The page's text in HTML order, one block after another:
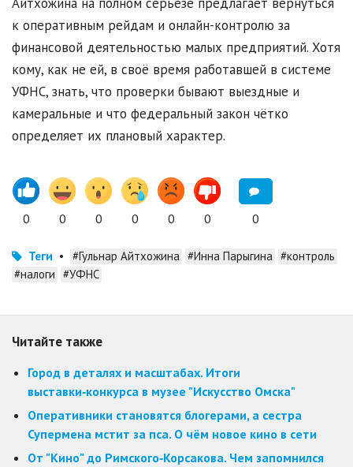
Айтхожина на полном серьёзе предлагает вернуться
к оперативным рейдам и онлайн-контролю за
финансовой деятельностью малых предприятий. Хотя
кому, как не ей, в своё время работавшей в системе
УФНС, знать, что проверки бывают выездные и
камеральные и что федеральный закон чётко
определяет их плановый характер.
0 0 0 0 0 0 0
Теги • #Гульнар Айтхожина #Инна Парыгина #контроль
#налоги #УФНС
Читайте также
Город в деталях и масштабах. Итоги
выставки‑конкурса в музее "Искусство Омска"
Оперативники становятся блогерами, а сестра
Супермена мстит за пса. О чём новое кино в сети
От "Кино" до Римского‑Корсакова. Чем запомнился